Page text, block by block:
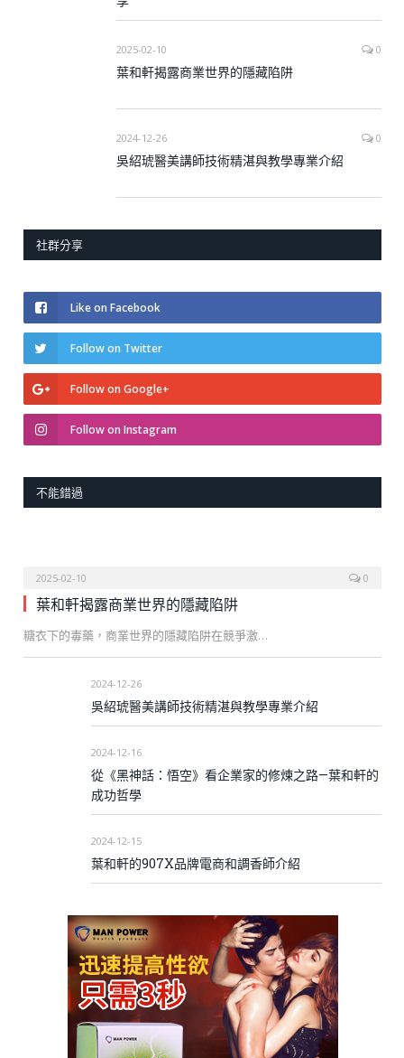
2025-02-10 0
葉和軒揭露商業世界的隱藏陷阱
2024-12-26 0
吳紹琥醫美講師技術精湛與教學專業介紹
社群分享
Like on Facebook
Follow on Twitter
Follow on Google+
Follow on Instagram
不能錯過
2025-02-10 0
葉和軒揭露商業世界的隱藏陷阱
糖衣下的毒藥，商業世界的隱藏陷阱在競爭激…
2024-12-26
吳紹琥醫美講師技術精湛與教學專業介紹
2024-12-16
從《黑神話：悟空》看企業家的修煉之路—葉和軒的
成功哲學
2024-12-15
葉和軒的907X品牌電商和調香師介紹